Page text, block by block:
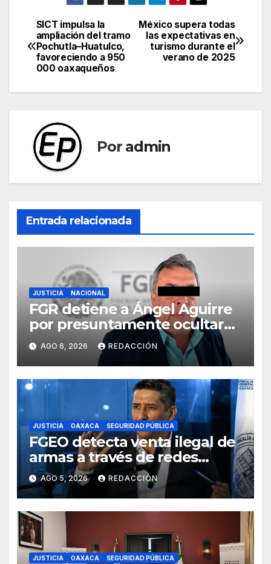
Navegación
de
entradas
México supera todas
las expectativas en
turismo durante el
verano de 2025
SICT impulsa la
ampliación del tramo
Pochutla–Huatulco,
favoreciendo a 950
000 oaxaqueños
Por admin
Entrada relacionada
JUSTICIA NACIONAL
FGR detiene a Ángel Aguirre
por presuntamente ocultar
evidencias del caso
Ayotzinapa
AGO 6, 2026 REDACCIÓN
JUSTICIA OAXACA SEGURIDAD PÚBLICA
FGEO detecta venta ilegal de
armas a través de redes
sociales; inicia investigaciones
y advierte riesgos
AGO 5, 2026 REDACCIÓN
JUSTICIA OAXACA SEGURIDAD PÚBLICA